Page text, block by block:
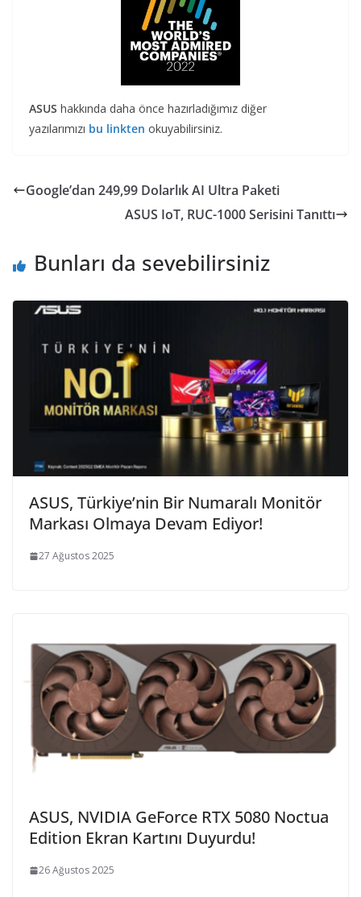
ASUS hakkında daha önce hazırladığımız diğer
yazılarımızı bu linkten okuyabilirsiniz.
Google’dan 249,99 Dolarlık AI Ultra Paketi
ASUS IoT, RUC-1000 Serisini Tanıttı
Bunları da sevebilirsiniz
ASUS, Türkiye’nin Bir Numaralı Monitör
Markası Olmaya Devam Ediyor!
27 Ağustos 2025
ASUS, NVIDIA GeForce RTX 5080 Noctua
Edition Ekran Kartını Duyurdu!
26 Ağustos 2025